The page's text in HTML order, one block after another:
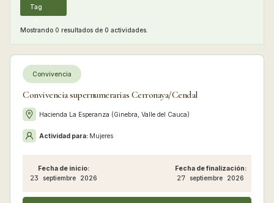
Tag
Mostrando 0 resultados de 0 actividades.
Convivencia
Convivencia supernumerarias Cerronaya/Cendal
Hacienda La Esperanza (Ginebra, Valle del Cauca)
Actividad para: Mujeres
Fecha de inicio:
23 septiembre 2026
Fecha de finalización:
27 septiembre 2026